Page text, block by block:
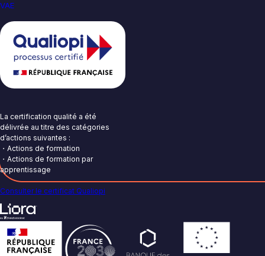
VAE
La certification qualité a été
délivrée au titre des catégories
d’actions suivantes :
・Actions de formation
・Actions de formation par
apprentissage
Consulter le certificat Qualiopi